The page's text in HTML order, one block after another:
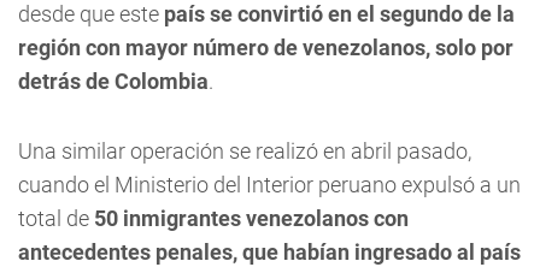
desde que este país se convirtió en el segundo de la
región con mayor número de venezolanos, solo por
detrás de Colombia.
Una similar operación se realizó en abril pasado,
cuando el Ministerio del Interior peruano expulsó a un
total de 50 inmigrantes venezolanos con
antecedentes penales, que habían ingresado al país